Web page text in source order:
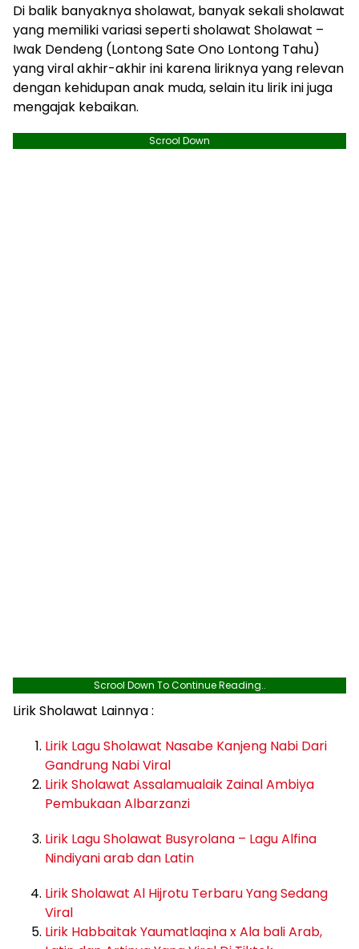
Di balik banyaknya sholawat, banyak sekali sholawat
yang memiliki variasi seperti sholawat Sholawat –
Iwak Dendeng (Lontong Sate Ono Lontong Tahu)
yang viral akhir-akhir ini karena liriknya yang relevan
dengan kehidupan anak muda, selain itu lirik ini juga
mengajak kebaikan.
Scrool Down
Scrool Down To Continue Reading..
Lirik Sholawat Lainnya :
Lirik Lagu Sholawat Nasabe Kanjeng Nabi Dari
Gandrung Nabi Viral
Lirik Sholawat Assalamualaik Zainal Ambiya
Pembukaan Albarzanzi
Lirik Lagu Sholawat Busyrolana – Lagu Alfina
Nindiyani arab dan Latin
Lirik Sholawat Al Hijrotu Terbaru Yang Sedang
Viral
Lirik Habbaitak Yaumatlaqina x Ala bali Arab,